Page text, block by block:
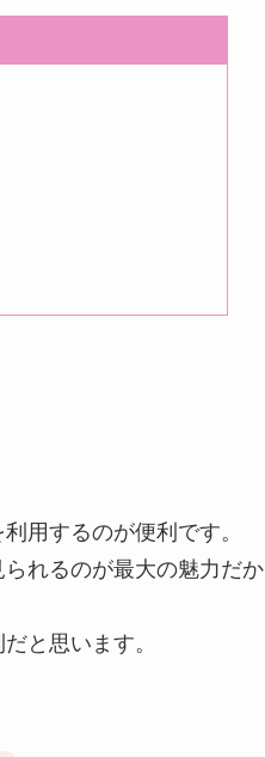
用するのが便利です。
れるのが最大の魅力だか
と思います。